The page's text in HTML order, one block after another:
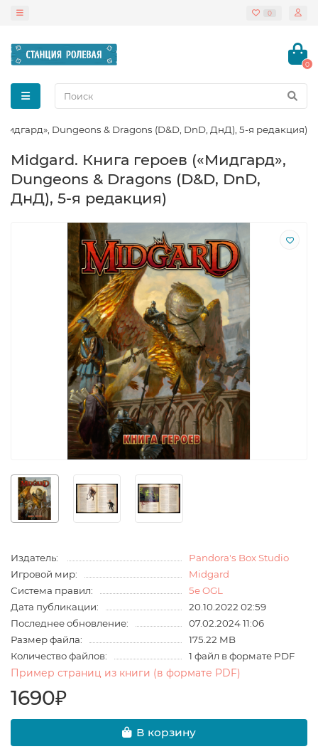
0
0
Dungeons & Dragons (D&D, DnD, ДнД), 5-я редакция)
Midgard. Книга героев («Мидгард»,
Dungeons & Dragons (D&D, DnD,
ДнД), 5-я редакция)
Издатель:
Pandora's Box Studio
Игровой мир:
Midgard
Система правил:
5e OGL
Дата публикации:
20.10.2022 02:59
Последнее обновление:
07.02.2024 11:06
Размер файла:
175.22 MB
Количество файлов:
1 файл в формате PDF
Пример страниц из книги (в формате PDF)
1690₽
В корзину